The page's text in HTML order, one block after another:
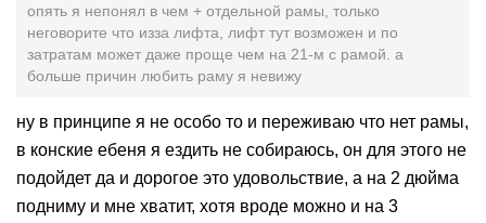
опять я непонял в чем + отдельной рамы, только
неговорите что изза лифта, лифт тут возможен и по
затратам может даже проще чем на 21-м с рамой. а
больше причин любить раму я невижу
ну в принципе я не особо то и переживаю что нет рамы,
в конские ебеня я ездить не собираюсь, он для этого не
подойдет да и дорогое это удовольствие, а на 2 дюйма
подниму и мне хватит, хотя вроде можно и на 3